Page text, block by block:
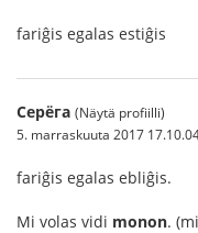
fariĝis egalas estiĝis
Серёга (Näytä profiilli)
5. marraskuuta 2017
fariĝis egalas ebliĝis.
Mi volas vidi monon.